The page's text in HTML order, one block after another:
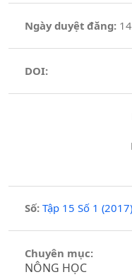
Ngày duyệt đăng:
DOI:
Số: Tập 15 Số 1 (2017)
Chuyên mục:
NÔNG HỌC